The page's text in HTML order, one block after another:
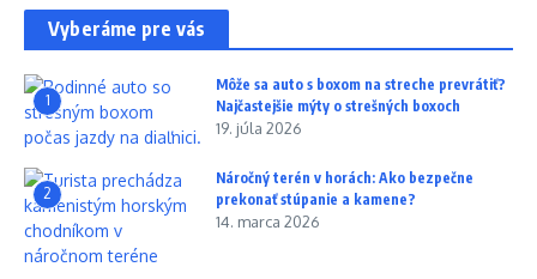
Vyberáme pre vás
1
Môže sa auto s boxom na streche prevrátiť?
Najčastejšie mýty o strešných boxoch
19. júla 2026
2
Náročný terén v horách: Ako bezpečne
prekonať stúpanie a kamene?
14. marca 2026